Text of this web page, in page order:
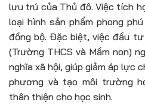
lưu trú của Thủ đô. Việc tích
loại hình sản phẩm phong
đồng bộ. Đặc biệt, việc đầu
(Trường THCS và Mầm non)
nghĩa xã hội, giúp giảm áp lực
phương và tạo môi trường
thân thiện cho học sinh.